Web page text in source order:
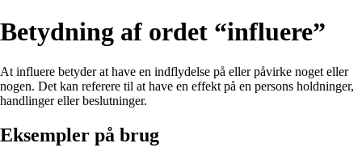
Betydning af ordet “influere”
At influere betyder at have en indflydelse på eller påvirke noget eller
nogen. Det kan referere til at have en effekt på en persons holdninger,
handlinger eller beslutninger.
Eksempler på brug